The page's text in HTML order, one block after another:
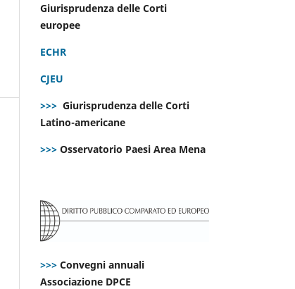
Giurisprudenza delle Corti
europee
ECHR
CJEU
>>> Giurisprudenza delle Corti
Latino-americane
>>> Osservatorio Paesi Area Mena
>>> Convegni annuali
Associazione DPCE